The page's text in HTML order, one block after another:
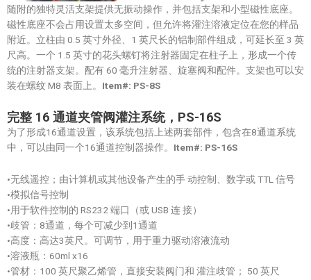
随附的独特灵活支架提供无振动操作，并包括支架和小型磁性底座。
磁性底座不会占用设置太多空间，但允许将灌注溶液定位在您的样品
附近。立柱由 0.5 英寸外径、1 英尺长的铝制部件组成，可延长至 3 英
尺高。一个 1.5 英寸的花头螺钉将注射器固定在柱子上，形成一个传
统的注射器支架。配有 60 毫升注射器、旋塞阀和配件。支架也可以安
装在螺纹 M8 表面上。 Item#: PS-8S
完整 16 通道夹管阀灌注系统， PS-16S
为了形成16通道设置，该系统包括上述两套部件，包含在8通道系统
中，可以由同一个16通道控制器操作。 Item#: PS-16S
•无线遥控；由计算机或其他设备产生的手 动控制、数字或 TTL 信号
•模拟信号控制
•用于软件控制的 RS232 端口（或 USB 连 接）
•歧管：8通道，每个可减少到1通道
•高度：高达3英尺。可调节，用于重力驱动溶液流动
•溶液瓶：60ml x16
•管材：100 英尺聚乙烯管，直接安装阀门和 灌注歧管； 50 英尺